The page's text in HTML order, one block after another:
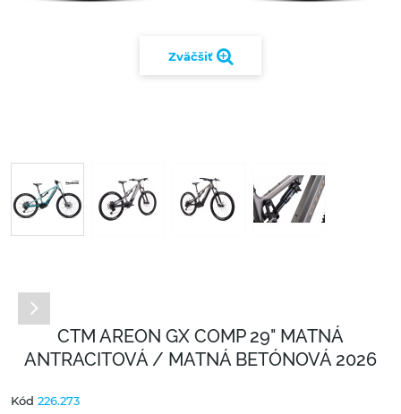
Zväčšiť
CTM AREON GX COMP 29" MATNÁ
ANTRACITOVÁ / MATNÁ BETÓNOVÁ 2026
Kód 226.273